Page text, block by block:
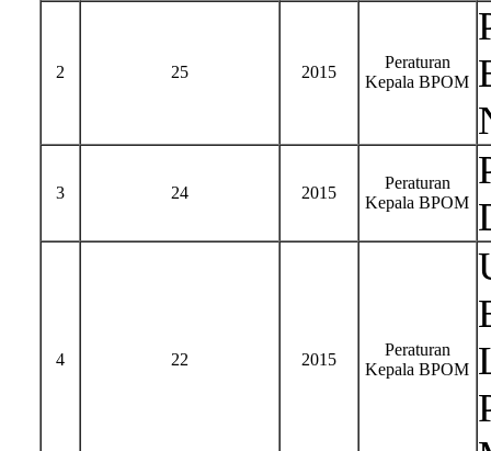
2 25 2015
Peraturan
Kepala BPOM
3 24 2015
Peraturan
Kepala BPOM
4 22 2015
Peraturan
Kepala BPOM